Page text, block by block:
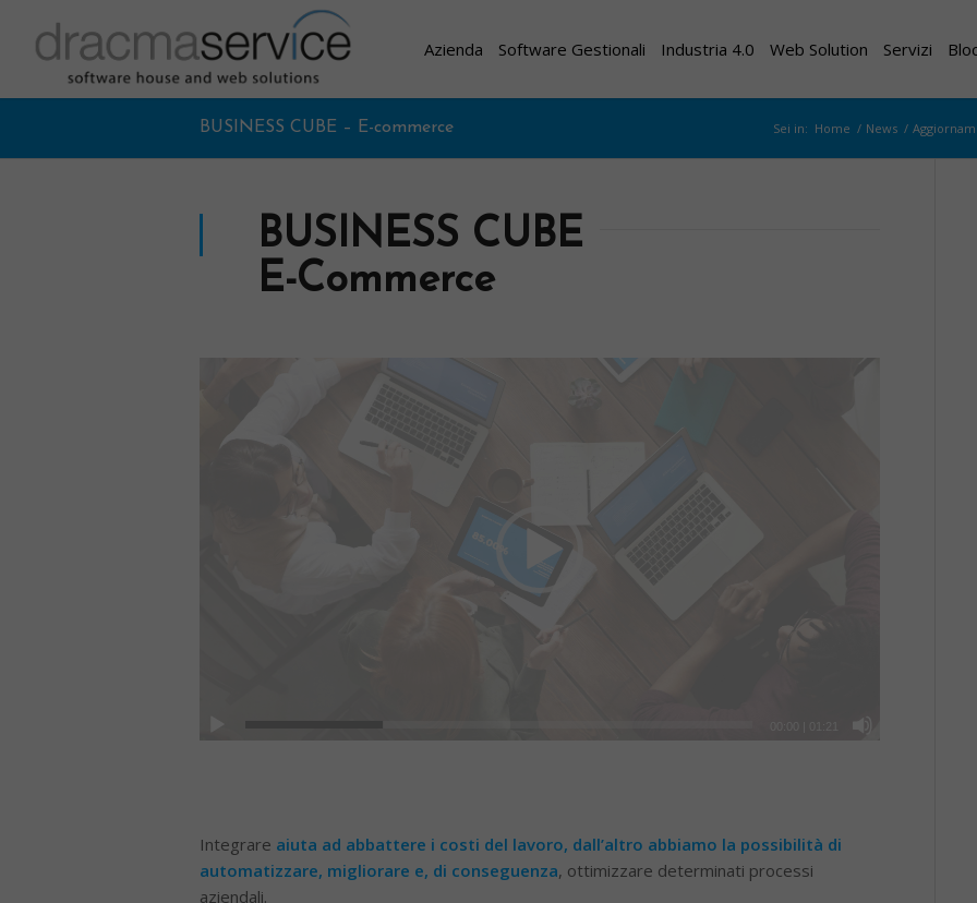
Azienda Software Gestionali Industria 4.0 Web Solution Servizi
BUSINESS CUBE – E-commerce Sei in: Home / News /
BUSINESS CUBE
E-Commerce
Integrare aiuta ad abbattere i costi del lavoro, dall’altro abbiamo la possibilità di
automatizzare, migliorare e, di conseguenza, ottimizzare determinati processi
aziendali.